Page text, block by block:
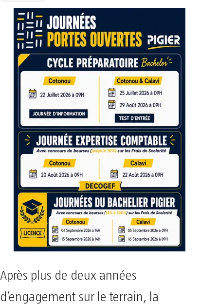
Après plus de deux années
d’engagement sur le terrain, la